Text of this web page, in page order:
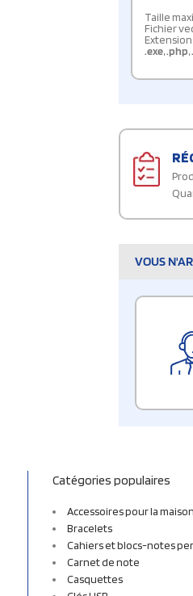
Taille
Fichier
.exe,.php,
VOUS
Catégories populaires
Accessoires pour la maison
Bracelets
Cahiers et blocs-notes
Carnet de note
Casquettes